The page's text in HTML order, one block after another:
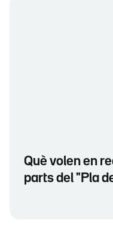
Què volen en
parts del "Pla